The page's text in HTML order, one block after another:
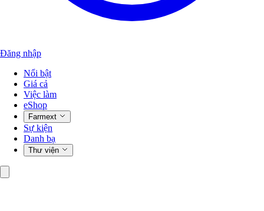
Đăng nhập
Nổi bật
Giá cả
Việc làm
eShop
Farmext
Sự kiện
Danh bạ
Thư viện